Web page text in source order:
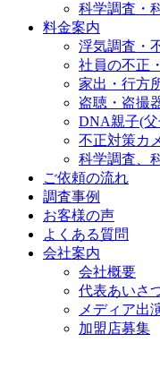
科学調査・
料金案内
浮気調査・
社員の不正
家出・行方
盗聴・盗撮
DNA親子(
不正対策カ
科学調査、
ご依頼の流れ
調査事例
お客様の声
よくある質問
会社案内
会社概要
代表あいさ
メディア出
加盟店募集